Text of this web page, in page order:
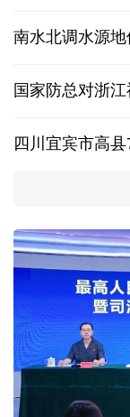
南水北调水源
国家防总对浙
四川宜宾市高
四个关键词解
球票撬动全城
第五届数贸会
北京：非京籍
近346亿元 广